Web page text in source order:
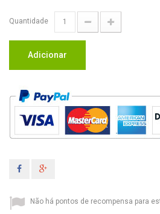
Quantidade
Adicionar
Não há pontos de recompensa para